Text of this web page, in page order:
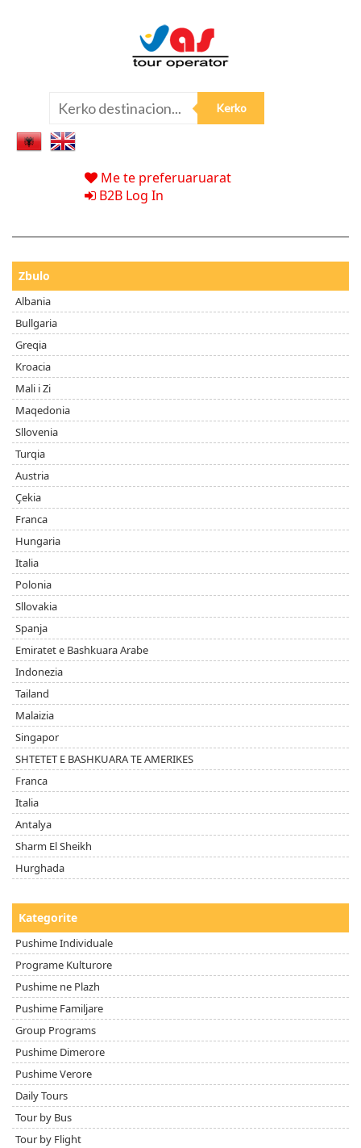
Me te preferuaruarat
B2B Log In
Zbulo
Albania
Bullgaria
Greqia
Kroacia
Mali i Zi
Maqedonia
Sllovenia
Turqia
Austria
Çekia
Franca
Hungaria
Italia
Polonia
Sllovakia
Spanja
Emiratet e Bashkuara Arabe
Indonezia
Tailand
Malaizia
Singapor
SHTETET E BASHKUARA TE AMERIKES
Franca
Italia
Antalya
Sharm El Sheikh
Hurghada
Kategorite
Pushime Individuale
Programe Kulturore
Pushime ne Plazh
Pushime Familjare
Group Programs
Pushime Dimerore
Pushime Verore
Daily Tours
Tour by Bus
Tour by Flight